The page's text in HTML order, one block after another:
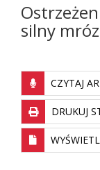
silny mróz
CZYTAJ
DRUKUJ